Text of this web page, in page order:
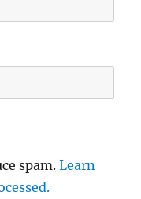
spam.Learn